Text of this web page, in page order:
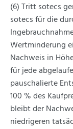
(6) Tritt sotecs
sotecs für die
Wertminderung
Nachweis in
für jede
pauschalierte
100 % des
bleibt der
niedrigeren